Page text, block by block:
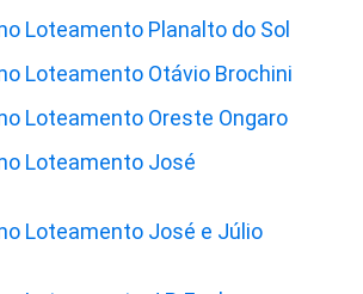
Loteamento Planalto do Sol
Loteamento Otávio Brochini
Loteamento Oreste Ongaro
Loteamento José
Loteamento José e Júlio